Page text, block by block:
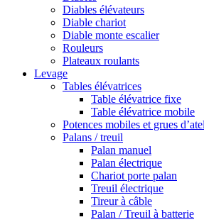
Diables élévateurs
Diable chariot
Diable monte escalier
Rouleurs
Plateaux roulants
Levage
Tables élévatrices
Table élévatrice fixe
Table élévatrice mobile
Potences mobiles et grues
Palans / treuil
Palan manuel
Palan électrique
Chariot porte palan
Treuil électrique
Tireur à câble
Palan / Treuil à batterie